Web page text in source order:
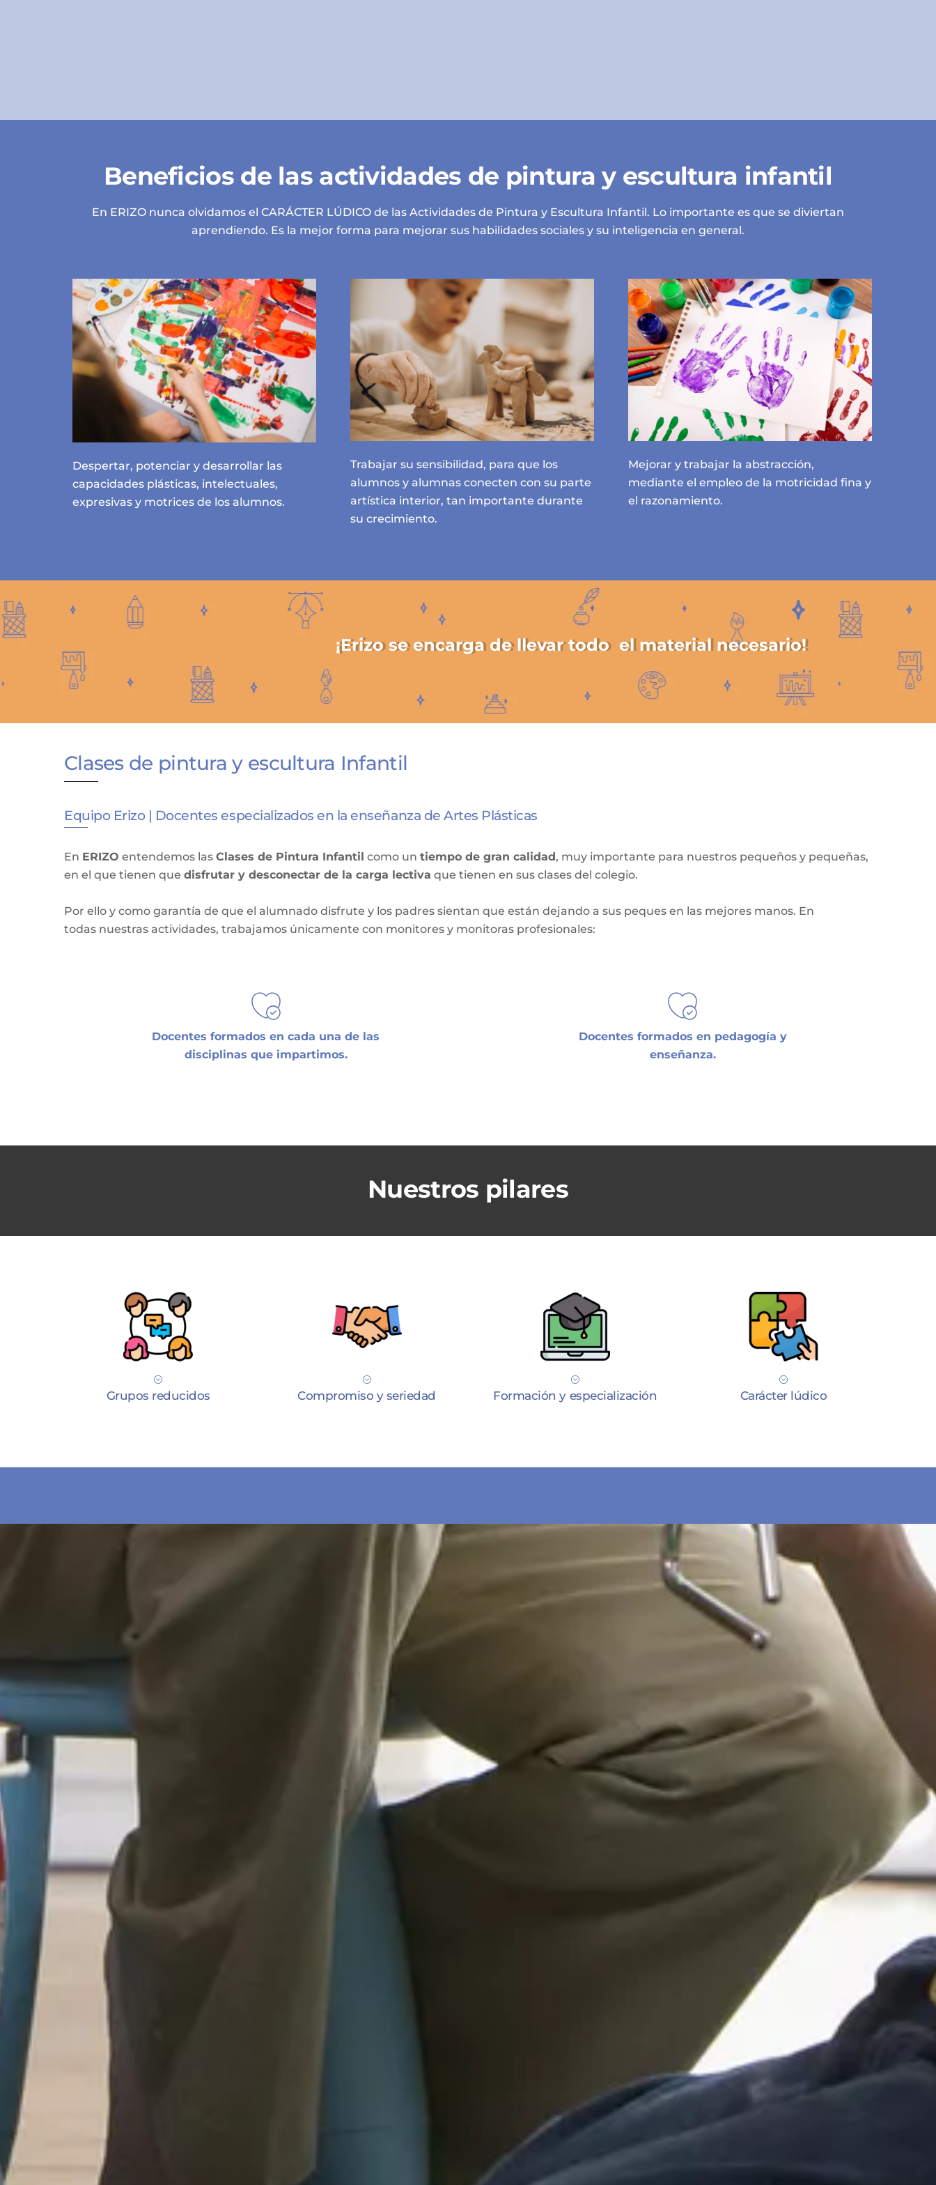
Beneficios de las actividades de pintura y escultura infantil
En ERIZO nunca olvidamos el CARÁCTER LÚDICO de las Actividades de Pintura y Escultura Infantil. Lo importante es que se diviertan
aprendiendo. Es la mejor forma para mejorar sus habilidades sociales y su inteligencia en general.
Despertar, potenciar y desarrollar las
capacidades plásticas, intelectuales,
expresivas y motrices de los alumnos.
Trabajar su sensibilidad, para que los
alumnos y alumnas conecten con su parte
artística interior, tan importante durante
su crecimiento.
Mejorar y trabajar la abstracción,
mediante el empleo de la motricidad fina y
el razonamiento.
¡Erizo se encarga de llevar todo el material necesario!
Clases de pintura y escultura Infantil
Equipo Erizo | Docentes especializados en la enseñanza de Artes Plásticas
En ERIZO entendemos las Clases de Pintura Infantil como un tiempo de gran calidad, muy importante para nuestros pequeños y pequeñas,
en el que tienen que disfrutar y desconectar de la carga lectiva que tienen en sus clases del colegio.
Por ello y como garantía de que el alumnado disfrute y los padres sientan que están dejando a sus peques en las mejores manos. En
todas nuestras actividades, trabajamos únicamente con monitores y monitoras profesionales:
Docentes formados en cada una de las
disciplinas que impartimos.
Docentes formados en pedagogía y
enseñanza.
Nuestros pilares
Grupos reducidos Compromiso y seriedad Formación y especialización Carácter lúdico